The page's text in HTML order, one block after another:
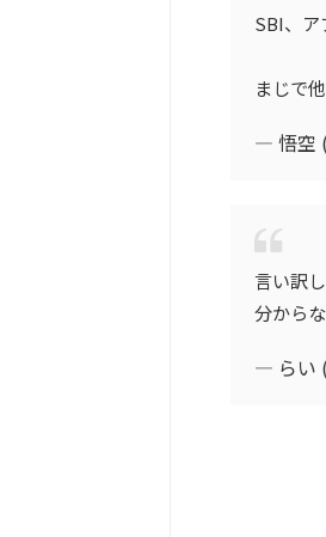
SBI、ア
まじで
— 悟空
言い訳
分から
— らい